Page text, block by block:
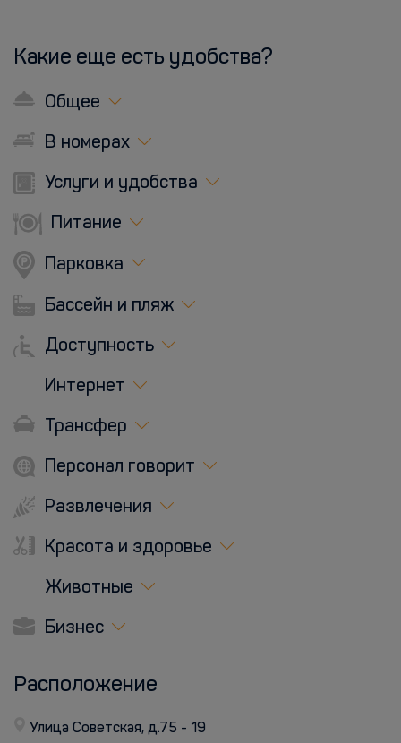
Какие еще есть удобства?
Общее
В номерах
Услуги и удобства
Питание
Парковка
Бассейн и пляж
Доступность
Интернет
Трансфер
Персонал говорит
Развлечения
Красота и здоровье
Животные
Бизнес
Расположение
Улица Советская, д.75 - 19